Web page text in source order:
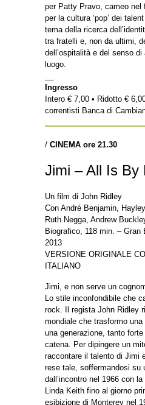
per Patty Pravo, cameo nel
per la cultura ‘pop’ dei
tema della ricerca
tra fratelli e, non da ultimi,
dell’ospitalità e del senso
luogo.
Ingresso
Intero € 7,00 • Ridotto €
correntisti Banca di
/ CINEMA ore 21.30
Jimi – All Is By
Un film di John Ridley
Con André Benjamin,
Ruth Negga, Andrew
Biografico, 118 min. – Gran
2013
VERSIONE ORIGINALE
ITALIANO
Jimi, e non serve un
Lo stile inconfondibile che
rock. Il regista John Ridley
mondiale che trasformo
una generazione, tanto
catena. Per dipingere un
raccontare il talento di Jimi
rese tale, soffermandosi su
dall’incontro nel 1966 con
Linda Keith fino al giorno
esibizione di Monterey nel